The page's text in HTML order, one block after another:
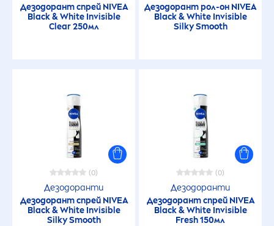
Дезодорант спрей NIVEA
Black&WhiteInvisible
Clear 250мл
Дезодорант рол-он NIVEA
Black&WhiteInvisible
Silky Smooth
(0)
Дезодоранти
Дезодорант спрей NIVEA
Black&WhiteInvisible
Silky Smooth
(0)
Дезодоранти
Дезодорант спрей NIVEA
Black&WhiteInvisible
Fresh150мл